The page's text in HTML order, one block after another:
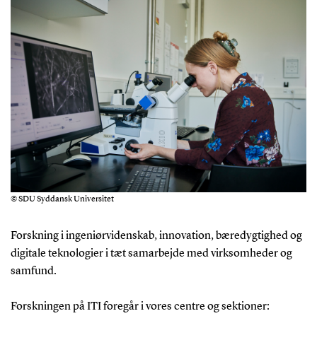
© SDU Syddansk Universitet
Forskning i ingeniørvidenskab, innovation, bæredygtighed og
digitale teknologier i tæt samarbejde med virksomheder og
samfund.
Forskningen på ITI foregår i vores centre og sektioner: